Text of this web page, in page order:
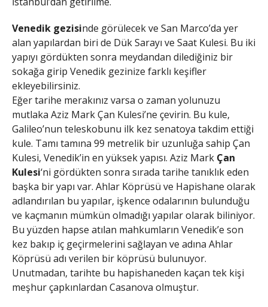
Venedik gezisinde görülecek ve San Marco’da yer
alan yapılardan biri de Dük Sarayı ve Saat Kulesi. Bu iki
yapıyı gördükten sonra meydandan dilediğiniz bir
sokağa girip Venedik gezinize farklı keşifler
ekleyebilirsiniz.
Eğer tarihe merakınız varsa o zaman yolunuzu
mutlaka Aziz Mark Çan Kulesi’ne çevirin. Bu kule,
Galileo’nun teleskobunu ilk kez senatoya takdim ettiği
kule. Tamı tamına 99 metrelik bir uzunluğa sahip Çan
Kulesi, Venedik’in en yüksek yapısı. Aziz Mark Çan
Kulesi‘ni gördükten sonra sırada tarihe tanıklık eden
başka bir yapı var. Ahlar Köprüsü ve Hapishane olarak
adlandırılan bu yapılar, işkence odalarının bulunduğu
ve kaçmanın mümkün olmadığı yapılar olarak biliniyor.
Bu yüzden hapse atılan mahkumların Venedik’e son
kez bakıp iç geçirmelerini sağlayan ve adına Ahlar
Köprüsü adı verilen bir köprüsü bulunuyor.
Unutmadan, tarihte bu hapishaneden kaçan tek kişi
meşhur çapkınlardan Casanova olmuştur.